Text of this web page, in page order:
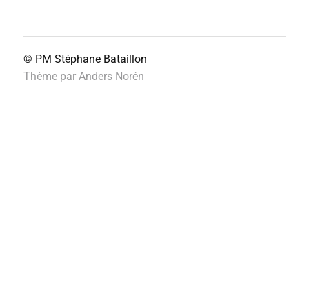
© PM Stéphane Bataillon
Thème par Anders Norén